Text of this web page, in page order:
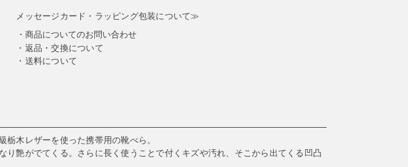
メッセージカード・ラッピング包装について≫
商品についてのお問い合わせ
返品・交換について
送料について
木レザーを使った携帯用の靴べら。
り艶がでてくる。さらに長く使うことで付くキズや汚れ、そこから出てくる凹凸